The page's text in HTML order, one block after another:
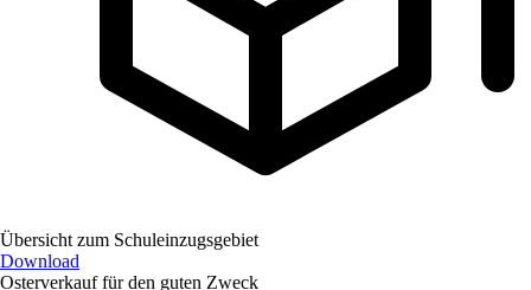
Übersicht zum Schuleinzugsgebiet
Download
Osterverkauf für den guten Zweck